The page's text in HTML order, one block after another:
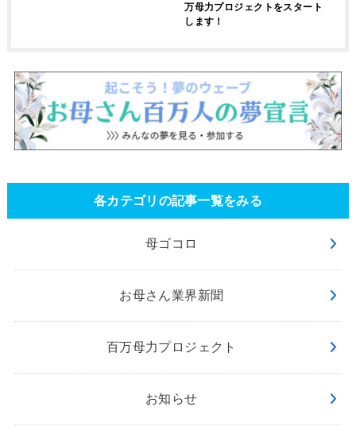
万母力プロジェクトをスタート
します！
各カテゴリの記事一覧をみる
母ゴコロ
お母さん業界新聞
百万母力プロジェクト
お知らせ